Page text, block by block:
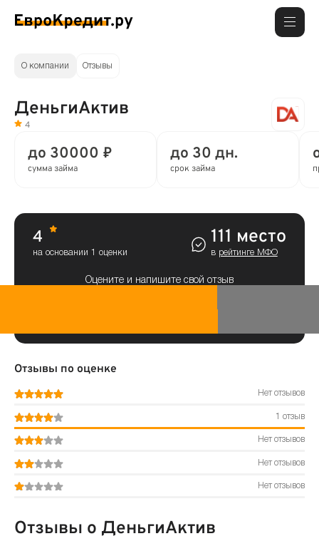
О компании Отзывы
ДеньгиАктив
4
до 30000 ₽
сумма займа
до 30 дн.
срок займа
4
на основании 1 оценки
111 место
в рейтинге МФО
Оцените и напишите свой отзыв
Отзывы по оценке
Нет отзывов
1 отзыв
Нет отзывов
Нет отзывов
Нет отзывов
Отзывы о ДеньгиАктив